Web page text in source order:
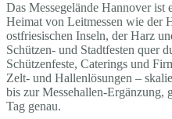
Das Messegelände Hannover ist
Heimat von Leitmessen wie der
ostfriesischen Inseln, der Harz
Schützen- und Stadtfesten quer
Schützenfeste, Caterings und
Zelt- und Hallenlösungen –
bis zur Messehallen-Ergänzung,
Tag genau.